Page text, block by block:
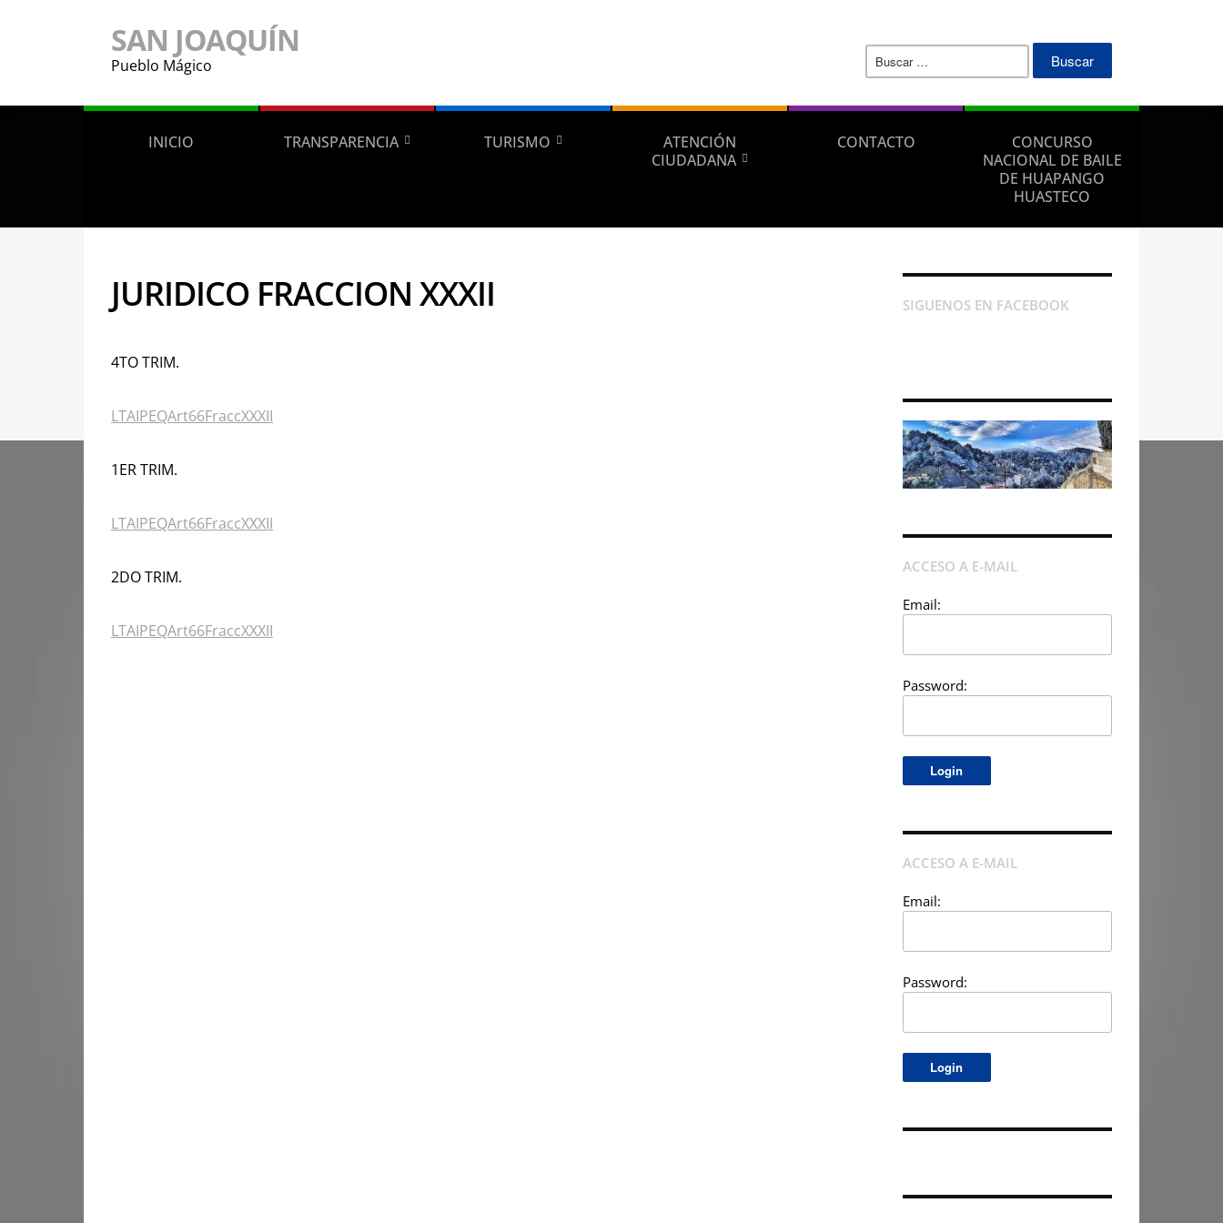
SAN JOAQUÍN
Pueblo Mágico
Buscar:
INICIO TRANSPARENCIA TURISMO
ATENCIÓN
CIUDADANA
CONTACTO
CONCURSO
NACIONAL DE BAILE
DE HUAPANGO
HUASTECO
JURIDICO FRACCION XXXII
4TO TRIM.
LTAIPEQArt66FraccXXXII
1ER TRIM.
LTAIPEQArt66FraccXXXII
2DO TRIM.
LTAIPEQArt66FraccXXXII
SIGUENOS EN FACEBOOK
ACCESO A E-MAIL
Email:
Password:
ACCESO A E-MAIL
Email:
Password: